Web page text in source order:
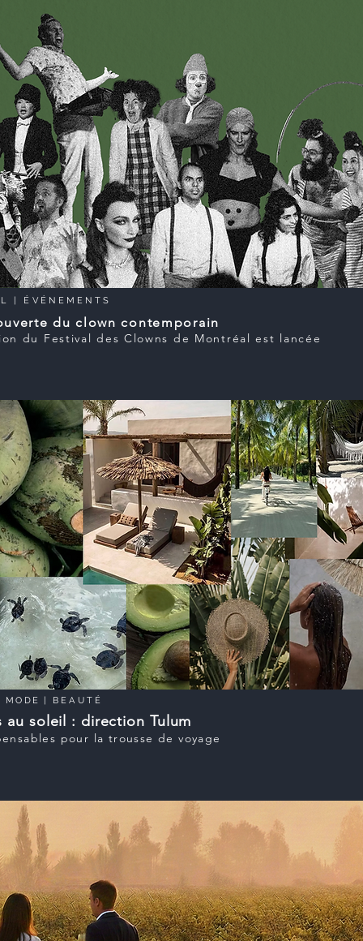
| ÉVÉNEMENTS
du clown contemporain
du Festival des Clowns de Montréal est lancée
MODE | BEAUTÉ
au soleil : direction Tulum
pour la trousse de voyage